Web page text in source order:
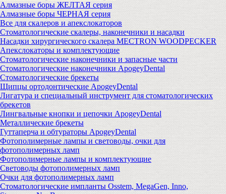
Алмазные боры ЖЕЛТАЯ серия
Алмазные боры ЧЕРНАЯ серия
Все для скалеров и апекслокаторов
Стоматологические скалеры, наконечники и насадки
Насадки хирургического скалера MECTRON WOODPECKER
Апекслокаторы и комплектующие
Стоматологические наконечники и запасные части
Стоматологические наконечники ApogeyDental
Стоматологические брекеты
Щипцы ортодонтические ApogeyDental
Лигатура и специальный инструмент для стоматологических
брекетов
Лингвальные кнопки и цепочки ApogeyDental
Металлические брекеты
Гуттаперча и обтураторы ApogeyDental
Фотополимерные лампы и световоды, очки для
фотополимерных ламп
Фотополимерные лампы и комплектующие
Световоды фотополимерных ламп
Очки для фотополимерных ламп
Стоматологические импланты Osstem, MegaGen, Inno,